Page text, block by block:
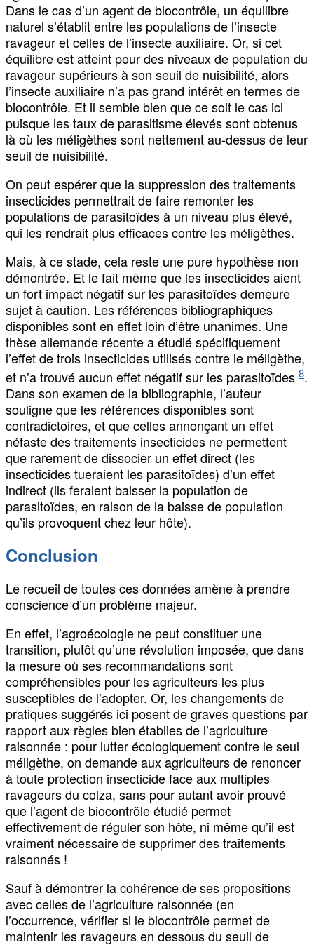
Dans le cas d’un agent de biocontrôle, un équilibre
naturel s’établit entre les populations de l’insecte
ravageur et celles de l’insecte auxiliaire. Or, si cet
équilibre est atteint pour des niveaux de population du
ravageur supérieurs à son seuil de nuisibilité, alors
l’insecte auxiliaire n’a pas grand intérêt en termes de
biocontrôle. Et il semble bien que ce soit le cas ici
puisque les taux de parasitisme élevés sont obtenus
là où les méligèthes sont nettement au-dessus de leur
seuil de nuisibilité.
On peut espérer que la suppression des traitements
insecticides permettrait de faire remonter les
populations de parasitoïdes à un niveau plus élevé,
qui les rendrait plus efficaces contre les méligèthes.
Mais, à ce stade, cela reste une pure hypothèse non
démontrée. Et le fait même que les insecticides aient
un fort impact négatif sur les parasitoïdes demeure
sujet à caution. Les références bibliographiques
disponibles sont en effet loin d’être unanimes. Une
thèse allemande récente a étudié spécifiquement
l’effet de trois insecticides utilisés contre le méligèthe,
et n’a trouvé aucun effet négatif sur les parasitoïdes 8.
Dans son examen de la bibliographie, l’auteur
souligne que les références disponibles sont
contradictoires, et que celles annonçant un effet
néfaste des traitements insecticides ne permettent
que rarement de dissocier un effet direct (les
insecticides tueraient les parasitoïdes) d’un effet
indirect (ils feraient baisser la population de
parasitoïdes, en raison de la baisse de population
qu’ils provoquent chez leur hôte).
Conclusion
Le recueil de toutes ces données amène à prendre
conscience d’un problème majeur.
En effet, l’agroécologie ne peut constituer une
transition, plutôt qu’une révolution imposée, que dans
la mesure où ses recommandations sont
compréhensibles pour les agriculteurs les plus
susceptibles de l’adopter. Or, les changements de
pratiques suggérés ici posent de graves questions par
rapport aux règles bien établies de l’agriculture
raisonnée : pour lutter écologiquement contre le seul
méligèthe, on demande aux agriculteurs de renoncer
à toute protection insecticide face aux multiples
ravageurs du colza, sans pour autant avoir prouvé
que l’agent de biocontrôle étudié permet
effectivement de réguler son hôte, ni même qu’il est
vraiment nécessaire de supprimer des traitements
raisonnés !
Sauf à démontrer la cohérence de ses propositions
avec celles de l’agriculture raisonnée (en
l’occurrence, vérifier si le biocontrôle permet de
maintenir les ravageurs en dessous du seuil de